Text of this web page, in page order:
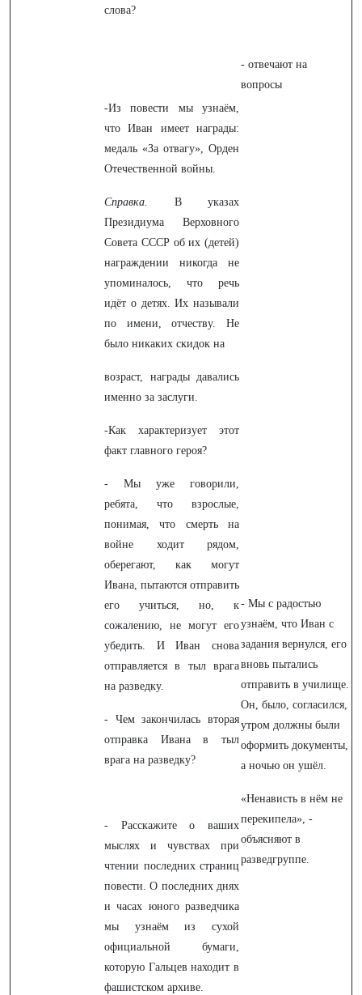
слова?
-Из повести мы узнаём,
что Иван имеет награды:
медаль «За отвагу», Орден
Отечественной войны.
Справка.
В указах
Президиума Верховного
Совета СССР об их (детей)
награждении никогда не
упоминалось, что речь
идёт о детях. Их называли
по имени, отчеству. Не
было никаких скидок на
возраст, награды давались
именно за заслуги.
-Как характеризует этот
факт главного героя?
- Мы уже говорили,
ребята, что взрослые,
понимая, что смерть на
войне ходит рядом,
оберегают, как могут
Ивана, пытаются отправить
его учиться, но, к
сожалению, не могут его
убедить. И Иван снова
отправляется в тыл врага
на разведку.
- Чем закончилась вторая
отправка Ивана в тыл
врага на разведку?
- Расскажите о ваших
мыслях и чувствах при
чтении последних страниц
повести. О последних днях
и часах юного разведчика
мы узнаём из сухой
официальной бумаги,
которую Гальцев находит в
фашистском архиве.
- отвечают на
вопросы
- Мы с радостью
узнаём, что Иван с
задания вернулся, его
вновь пытались
отправить в училище.
Он, было, согласился,
утром должны были
оформить документы,
а ночью он ушёл.
«Ненависть в нём не
перекипела», -
объясняют в
разведгруппе.